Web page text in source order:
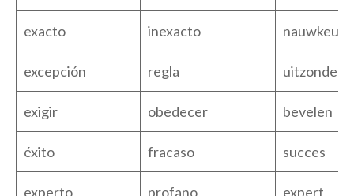
exacto inexacto
excepción regla
exigir obedecer bevelen
éxito fracaso succes
experto profano expert